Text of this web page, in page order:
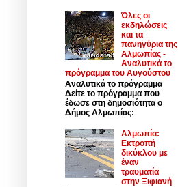
Όλες οι
εκδηλώσεις
και τα
πανηγύρια της
Αλμωπίας -
Αναλυτικά το
πρόγραμμα του Αυγούστου
Αναλυτικά το πρόγραμμα
Δείτε το πρόγραμμα που
έδωσε στη δημοσιότητα ο
Δήμος Αλμωπίας:
Αλμωπία:
Εκτροπή
δικύκλου με
έναν
τραυματία
στην Ξιφιανή